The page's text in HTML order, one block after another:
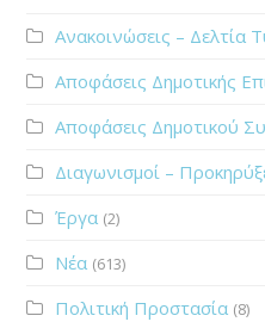
Ανακοινώσεις – Δελτία
Αποφάσεις Δημοτικής
Αποφάσεις Δημοτικού
Διαγωνισμοί –
Έργα (2)
Νέα (613)
Πολιτική Προστασία (8)